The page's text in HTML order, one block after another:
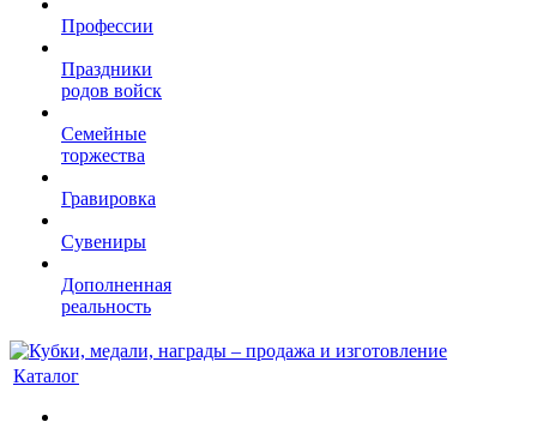
Профессии
Праздники
родов войск
Семейные
торжества
Гравировка
Сувениры
Дополненная
реальность
Каталог